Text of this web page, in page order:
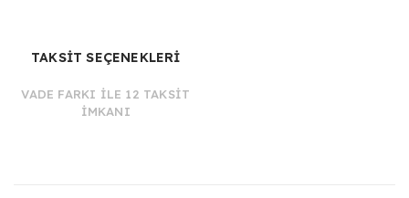
TAKSİT SEÇENEKLERİ
VADE FARKI İLE 12 TAKSİT
İMKANI